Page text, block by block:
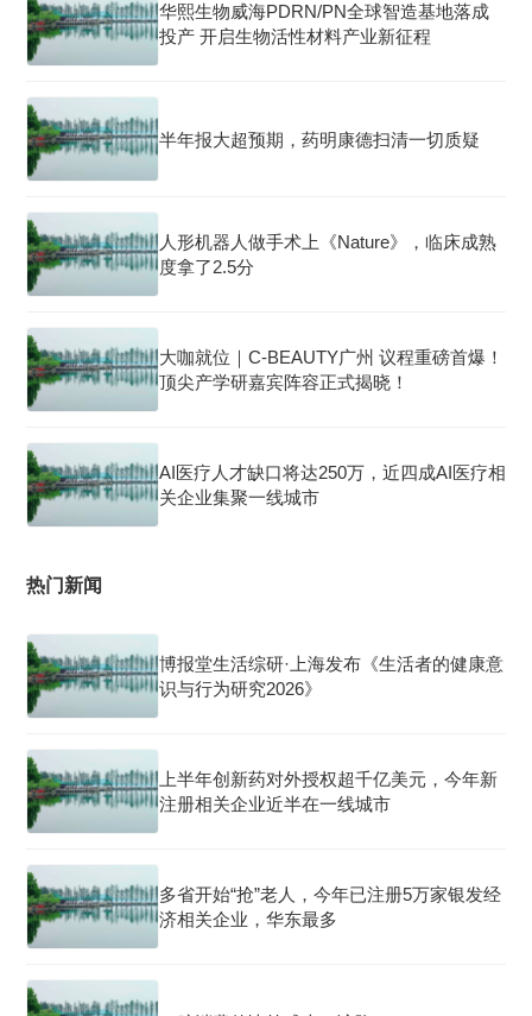
华熙生物威海PDRN/PN全球智造基地落成
投产 开启生物活性材料产业新征程
半年报大超预期，药明康德扫清一切质疑
人形机器人做手术上《Nature》，临床成熟
度拿了2.5分
大咖就位｜C-BEAUTY广州 议程重磅首爆！
顶尖产学研嘉宾阵容正式揭晓！
AI医疗人才缺口将达250万，近四成AI医疗相
关企业集聚一线城市
热门新闻
博报堂生活综研·上海发布《生活者的健康意
识与行为研究2026》
上半年创新药对外授权超千亿美元，今年新
注册相关企业近半在一线城市
多省开始“抢”老人，今年已注册5万家银发经
济相关企业，华东最多